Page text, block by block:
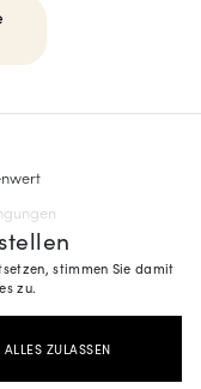
stimmen Sie damit
zu.
ALLES ZULASSEN